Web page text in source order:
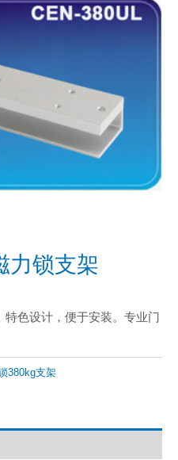
力锁支架
色设计，便于安装。专业门
380kg支架